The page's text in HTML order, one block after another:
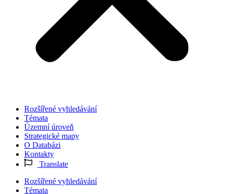
Rozšířené vyhledávání
Témata
Územní úroveň
Strategické mapy
O Databázi
Kontakty
Translate
Rozšířené vyhledávání
Témata